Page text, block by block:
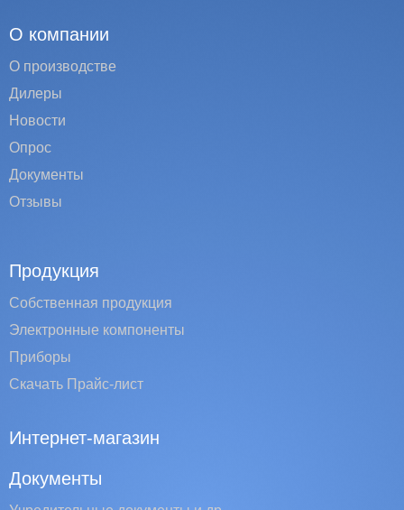
О компании
О производстве
Дилеры
Новости
Опрос
Документы
Отзывы
Продукция
Собственная продукция
Электронные компоненты
Приборы
Скачать Прайс-лист
Интернет-магазин
Документы